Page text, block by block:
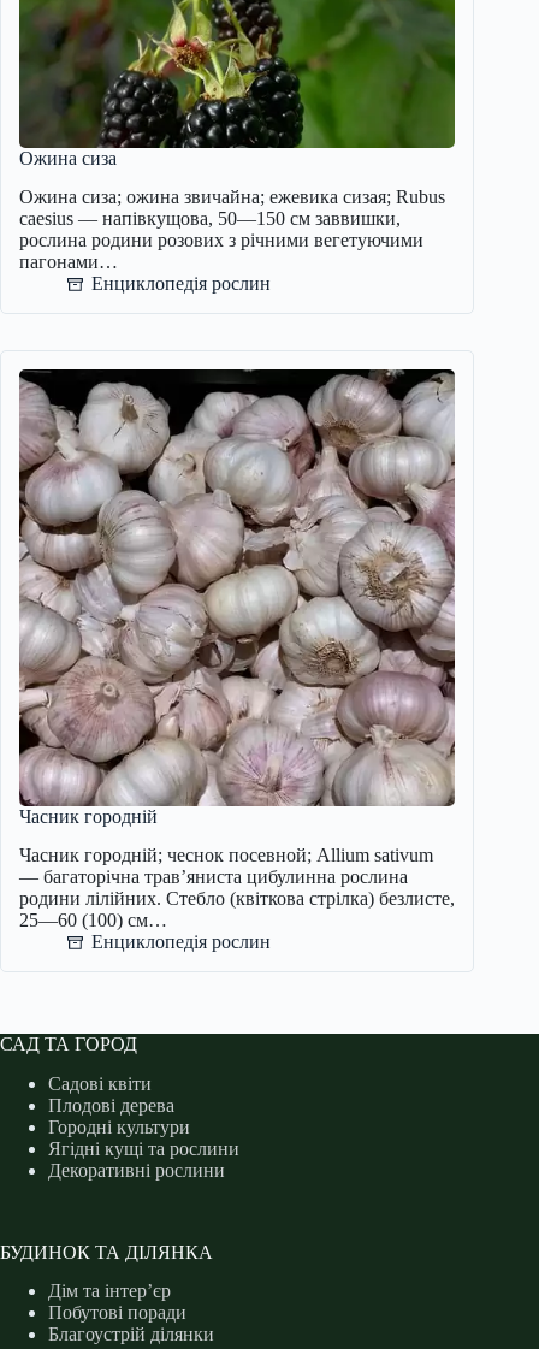
Ожина сиза
Ожина сиза; ожина звичайна; ежевика сизая; Rubus
caesius — напівкущова, 50—150 см заввишки,
рослина родини розових з річними вегетуючими
пагонами…
Енциклопедія рослин
Часник городній
Часник городній; чеснок посевной; Allium sativum
— багаторічна трав’яниста цибулинна рослина
родини лілійних. Стебло (квіткова стрілка) безлисте,
25—60 (100) см…
Енциклопедія рослин
САД ТА ГОРОД
Садові квіти
Плодові дерева
Городні культури
Ягідні кущі та рослини
Декоративні рослини
БУДИНОК ТА ДІЛЯНКА
Дім та інтер’єр
Побутові поради
Благоустрій ділянки